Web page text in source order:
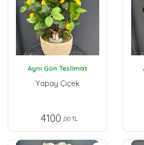
Aynı Gün Teslimat
Yapay Çiçek
4100 ,00 TL